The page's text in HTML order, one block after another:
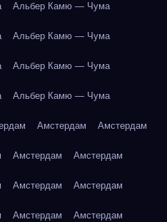
Альбер Камю — Чума
Альбер Камю — Чума
Альбер Камю — Чума
Альбер Камю — Чума
Амстердам Амстердам
Амстердам Амстердам
Амстердам Амстердам
Амстердам Амстердам